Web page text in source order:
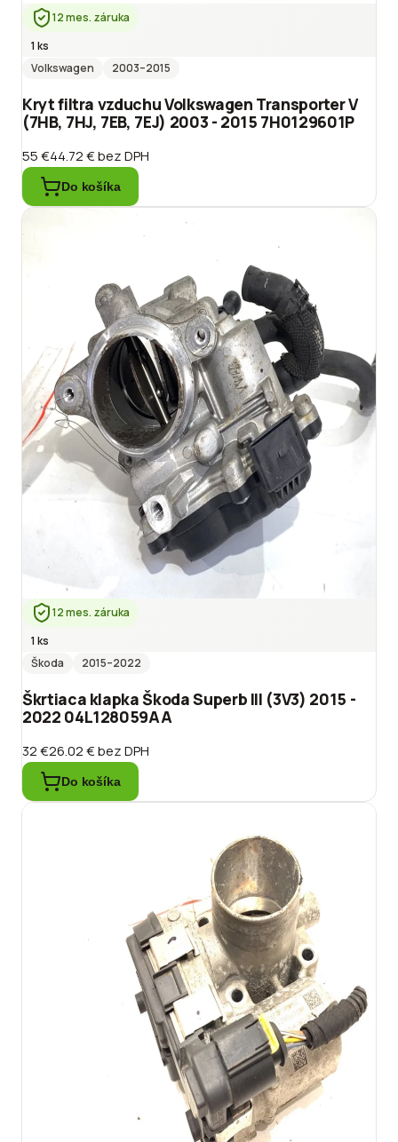
12 mes. záruka
1 ks
Volkswagen
2003–2015
Kryt filtra vzduchu Volkswagen Transporter V
(7HB, 7HJ, 7EB, 7EJ) 2003 - 2015 7H0129601P
55 €44.72 €bez DPH
Do košíka
12 mes. záruka
1 ks
Škoda
2015–2022
Škrtiaca klapka Škoda Superb III (3V3) 2015 -
2022 04L128059AA
32 €26.02 €bez DPH
Do košíka